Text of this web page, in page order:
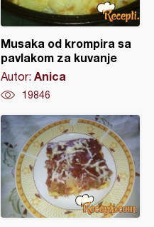
Musaka od krompira sa
pavlakom za kuvanje
Autor: Anica
19846